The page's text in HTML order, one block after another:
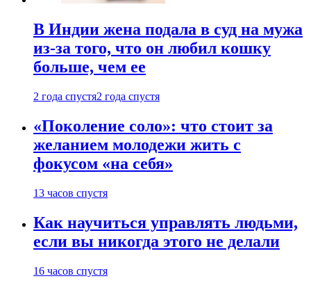
В Индии жена подала в суд на мужа
из-за того, что он любил кошку
больше, чем ее
2 года спустя2 года спустя
«Поколение соло»: что стоит за
желанием молодежи жить с
фокусом «на себя»
13 часов спустя
Как научиться управлять людьми,
если вы никогда этого не делали
16 часов спустя